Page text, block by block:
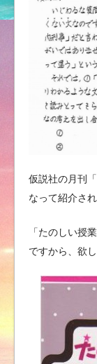
仮説社の月刊
なって紹介され
「たのしい授
ですから、欲